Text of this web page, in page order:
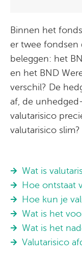
Binnen het
er twee fondsen
beleggen: het
en het BND
verschil? De
af, de
valutarisico
valutarisico slim?
Wat is
Hoe ontstaat
Hoe kun je
Wat is het
Wat is het
Valutarisico